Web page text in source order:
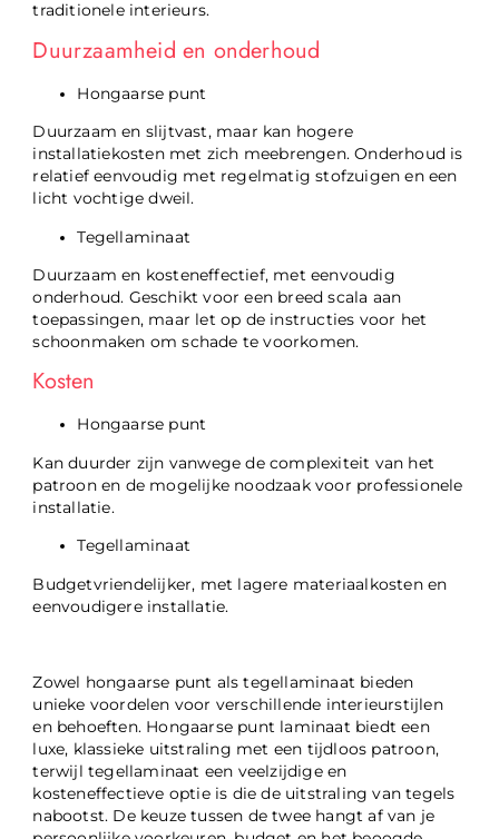
traditionele interieurs.
Duurzaamheid en onderhoud
Hongaarse punt
Duurzaam en slijtvast, maar kan hogere
installatiekosten met zich meebrengen. Onderhoud is
relatief eenvoudig met regelmatig stofzuigen en een
licht vochtige dweil.
Tegellaminaat
Duurzaam en kosteneffectief, met eenvoudig
onderhoud. Geschikt voor een breed scala aan
toepassingen, maar let op de instructies voor het
schoonmaken om schade te voorkomen.
Kosten
Hongaarse punt
Kan duurder zijn vanwege de complexiteit van het
patroon en de mogelijke noodzaak voor professionele
installatie.
Tegellaminaat
Budgetvriendelijker, met lagere materiaalkosten en
eenvoudigere installatie.
Zowel hongaarse punt als tegellaminaat bieden
unieke voordelen voor verschillende interieurstijlen
en behoeften. Hongaarse punt laminaat biedt een
luxe, klassieke uitstraling met een tijdloos patroon,
terwijl tegellaminaat een veelzijdige en
kosteneffectieve optie is die de uitstraling van tegels
nabootst. De keuze tussen de twee hangt af van je